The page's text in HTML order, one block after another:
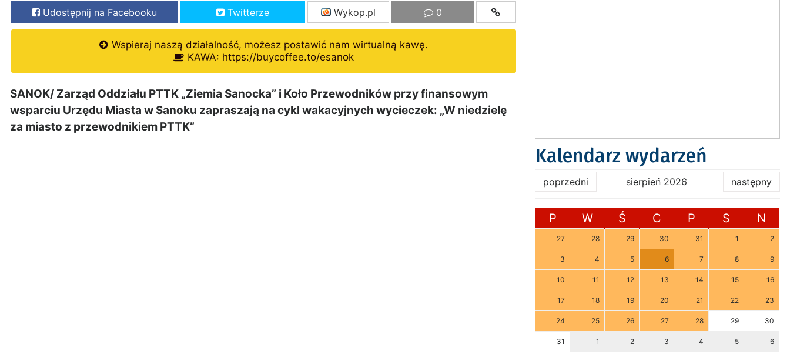
Udostępnij na Facebooku Twitterze Wykop.pl 0
Wspieraj naszą działalność, możesz postawić nam wirtualną kawę.
KAWA: https://buycoffee.to/esanok
SANOK/ Zarząd Oddziału PTTK „Ziemia Sanocka” i Koło Przewodników przy finansowym
wsparciu Urzędu Miasta w Sanoku zapraszają na cykl wakacyjnych wycieczek: „W niedzielę
za miasto z przewodnikiem PTTK”
Kalendarz wydarzeń
poprzedni sierpień 2026 następny
P W Ś C P S N
27 28 29 30 31 1 2
3 4 5 6 7 8 9
10 11 12 13 14 15 16
17 18 19 20 21 22 23
24 25 26 27 28 29 30
31 1 2 3 4 5 6